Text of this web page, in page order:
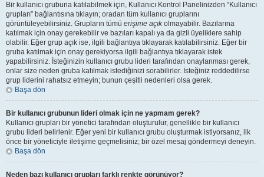
Bir kullanıcı grubuna katılabilmek için, Kullanıcı Kontrol Panelinizden “Kullanıcı
grupları” bağlantısına tıklayın; oradan tüm kullanıcı gruplarını
görüntüleyebilirsiniz. Grupların tümü erişime açıkolmayabilir. Bazılarına
katılmak için onay gerekebilir ve bazıları kapalı ya da gizli üyeliklere sahip
olabilir. Eğer grup açık ise, ilgili bağlantıya tıklayarak katılabilirsiniz. Eğer bir
gruba katılmak için onay gerekiyorsa ilgili bağlantıya tıklayarak istek
yapabilirsiniz. İsteğinizin kullanıcı grubu lideri tarafından onaylanması gerek,
onlar size neden gruba katılmak istediğinizi sorabilirler. İsteğiniz reddedilirse
grup liderini rahatsız etmeyin; bunun çeşitli nedenleri olsa gerek.
Başa dön
Bir kullanıcı grubunun lideri olmak için ne yapmam gerek?
Kullanıcı grupları bir yönetici tarafından oluşturulur, genellikle bir kullanıcı
grubu lideri belirlenir. Eğer yeni bir kullanıcı grubu oluşturmak istiyorsanız, ilk
önce bir yöneticiyle iletişime geçmelisiniz; bir özel mesaj göndermeyi deneyin.
Başa dön
Neden bazı kullanıcı grupları farklı renkte görünüyor?